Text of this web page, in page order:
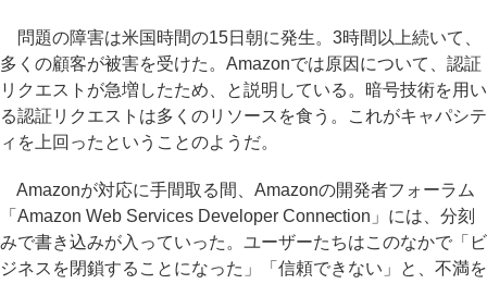
問題の障害は米国時間の15日朝に発生。3時間以上続いて、
多くの顧客が被害を受けた。Amazonでは原因について、認証
リクエストが急増したため、と説明している。暗号技術を用い
る認証リクエストは多くのリソースを食う。これがキャパシテ
ィを上回ったということのようだ。
Amazonが対応に手間取る間、Amazonの開発者フォーラム
「Amazon Web Services Developer Connection」には、分刻
みで書き込みが入っていった。ユーザーたちはこのなかで「ビ
ジネスを閉鎖することになった」「信頼できない」と、不満を